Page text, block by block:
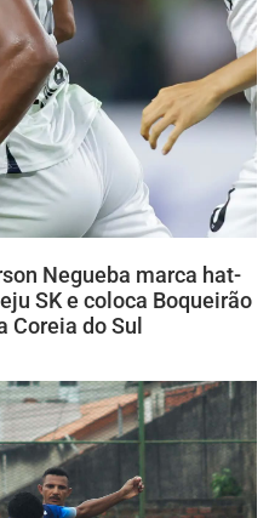
Negueba marca hat-
SK e coloca Boqueirão
Coreia do Sul